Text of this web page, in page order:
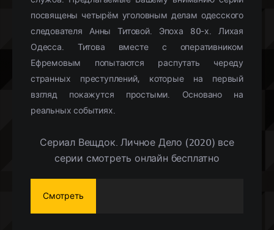
посвящены четырём уголовным делам одесского
следователя Анны Титовой. Эпоха 80-х. Лихая
Одесса. Титова вместе с оперативником
Ефремовым попытаются распутать череду
странных преступлений, которые на первый
взгляд покажутся простыми. Основано на
реальных событиях.
Сериал Вещдок. Личное Дело (2020) все
серии смотреть онлайн бесплатно
Смотреть